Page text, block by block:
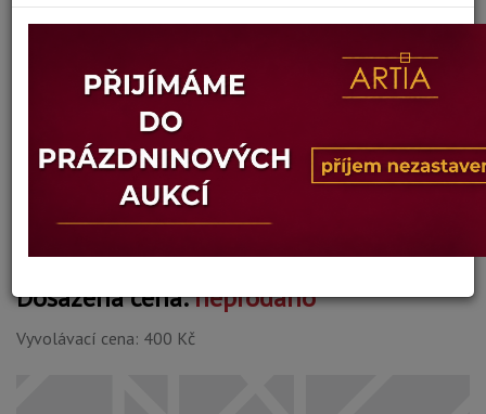
(1925 Praha)
Signováno dole uprostřed, paspartováno, zaskleno a rámováno.
Technika: litografie
Šířka: 9 cm, výška: 16 cm, rámování: 32,5 x 21,5 cm
15.06.2026 20:06 SELČ
Dosažená cena:neprodáno
Vyvolávací cena: 400 Kč